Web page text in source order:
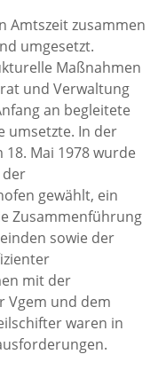
Amtszeit zusammen
umgesetzt.
Maßnahmen
und Verwaltung
an begleitete
umsetzte. In der
Mai 1978 wurde
der
gewählt, ein
Zusammenführung
sowie der
mit der
Vgem und dem
waren in